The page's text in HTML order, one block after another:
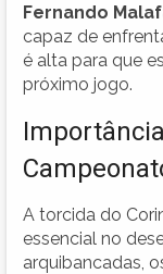
Fernando
capaz de
é alta para que
próximo jogo.
A torcida do
essencial no
arquibancadas,